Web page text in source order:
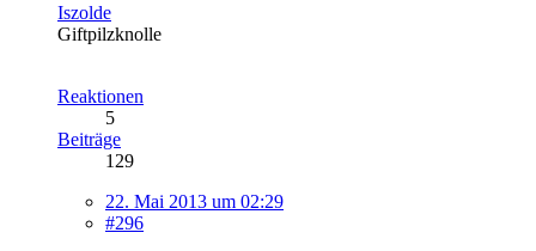
Iszolde
Giftpilzknolle
Reaktionen
5
Beiträge
129
22. Mai 2013 um 02:29
#296